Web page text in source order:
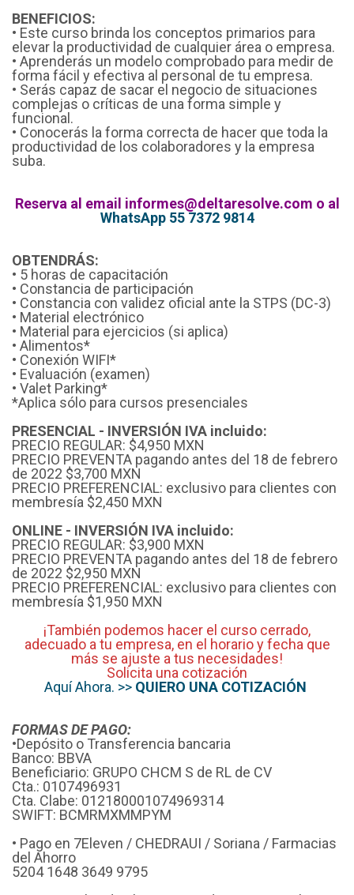
BENEFICIOS:
• Este curso brinda los conceptos primarios para
elevar la productividad de cualquier área o empresa.
• Aprenderás un modelo comprobado para medir de
forma fácil y efectiva al personal de tu empresa.
• Serás capaz de sacar el negocio de situaciones
complejas o críticas de una forma simple y
funcional.
• Conocerás la forma correcta de hacer que toda la
productividad de los colaboradores y la empresa
suba.
Reserva al email informes@deltaresolve.com o al
WhatsApp 55 7372 9814
OBTENDRÁS:
• 5 horas de capacitación
• Constancia de participación
• Constancia con validez oficial ante la STPS (DC-3)
• Material electrónico
• Material para ejercicios (si aplica)
• Alimentos*
• Conexión WIFI*
• Evaluación (examen)
• Valet Parking*
*Aplica sólo para cursos presenciales
PRESENCIAL - INVERSIÓN IVA incluido:
PRECIO REGULAR: $4,950 MXN
PRECIO PREVENTA pagando antes del 18 de febrero
de 2022 $3,700 MXN
PRECIO PREFERENCIAL: exclusivo para clientes con
membresía $2,450 MXN
ONLINE - INVERSIÓN IVA incluido:
PRECIO REGULAR: $3,900 MXN
PRECIO PREVENTA pagando antes del 18 de febrero
de 2022 $2,950 MXN
PRECIO PREFERENCIAL: exclusivo para clientes con
membresía $1,950 MXN
¡También podemos hacer el curso cerrado,
adecuado a tu empresa, en el horario y fecha que
más se ajuste a tus necesidades!
Solicita una cotización
Aquí Ahora. >> QUIERO UNA COTIZACIÓN
FORMAS DE PAGO:
•Depósito o Transferencia bancaria
Banco: BBVA
Beneficiario: GRUPO CHCM S de RL de CV
Cta.: 0107496931
Cta. Clabe: 012180001074969314
SWIFT: BCMRMXMMPYM
• Pago en 7Eleven / CHEDRAUI / Soriana / Farmacias
del Ahorro
5204 1648 3649 9795